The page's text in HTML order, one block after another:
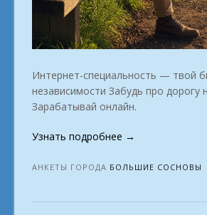
Интернет-специальность — твой
независимости Забудь про дорогу
Зарабатывай онлайн.
Узнать подробнее «Профессии
удалённой
→
АНКЕТЫ ГОРОДА БОЛЬШИЕ СОСНОВЫ